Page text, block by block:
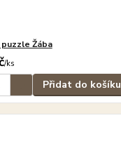
Žába
/ks
Přidat do košíku